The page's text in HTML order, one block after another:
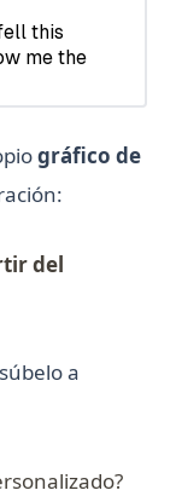
with
de
String
de heap
gráfico de
del
a